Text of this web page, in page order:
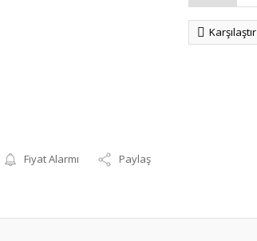
Fiyat Alarmı Paylaş
Karşılaştır